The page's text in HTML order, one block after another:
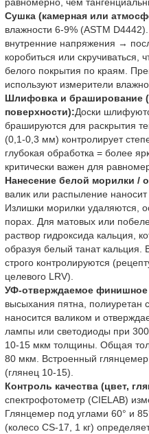
Сушка (камерная или
влажности 6-9% (ASTM
внутренние напряжения →
коробиться или скручиваться,
белого покрытия по краям.
используют измерители
Шлифовка и браширование
поверхности):Доски
брашируются для раскрытия
(0,1-0,3 мм) контролирует
глубокая обработка = более
критически важен для
Нанесение белой морилки /
валик или распыление
Излишки морилки удаляются,
порах. Для матовых или
раствор гидроксида кальция,
образуя белый танат
строго контролируются
целевого LRV).
УФ-отверждаемое финишное
высыхания пятна,
наносится валиком и
лампы или светодиоды при
10-15 мкм толщины. Общая
80 мкм. Встроенный глянцемер
(глянец 10-15).
Контроль качества (цвет,
спектрофотометр (CIELAB)
Глянцемер под углами 60° и
(колесо CS-17, 1 кг)